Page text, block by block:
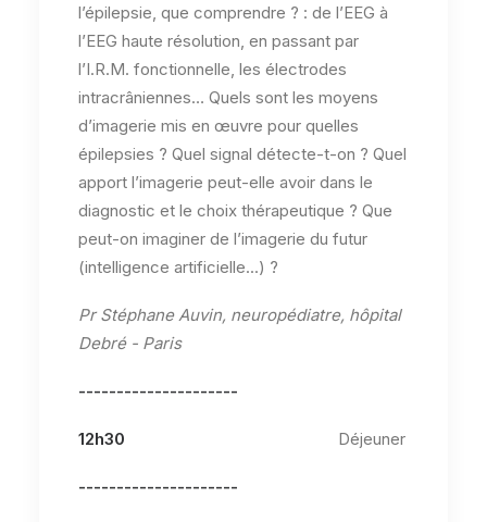
l’épilepsie, que comprendre ? : de l’EEG à
l’EEG haute résolution, en passant par
l’I.R.M. fonctionnelle, les électrodes
intracrâniennes… Quels sont les moyens
d’imagerie mis en œuvre pour quelles
épilepsies ? Quel signal détecte-t-on ? Quel
apport l’imagerie peut-elle avoir dans le
diagnostic et le choix thérapeutique ? Que
peut-on imaginer de l’imagerie du futur
(intelligence artificielle...) ?
Pr Stéphane Auvin, neuropédiatre, hôpital
Debré - Paris
---------------------
12h30 Déjeuner
---------------------